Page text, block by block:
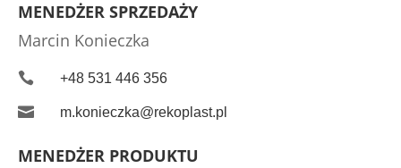
MENEDŻER SPRZEDAŻY
Marcin Konieczka
 +48 531 446 356
 m.konieczka@rekoplast.pl
MENEDŻER PRODUKTU